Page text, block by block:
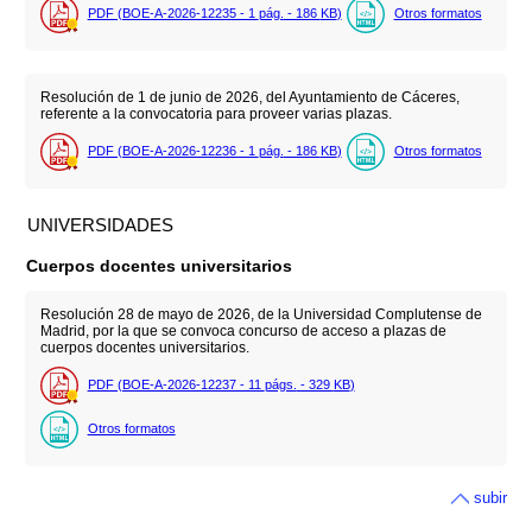
PDF (BOE-A-2026-12235 - 1 pág. - 186 KB) Otros formatos
Resolución de 1 de junio de 2026, del Ayuntamiento de Cáceres,
referente a la convocatoria para proveer varias plazas.
PDF (BOE-A-2026-12236 - 1 pág. - 186 KB) Otros formatos
UNIVERSIDADES
Cuerpos docentes universitarios
Resolución 28 de mayo de 2026, de la Universidad Complutense de
Madrid, por la que se convoca concurso de acceso a plazas de
cuerpos docentes universitarios.
PDF (BOE-A-2026-12237 - 11 págs. - 329 KB)
Otros formatos
subir